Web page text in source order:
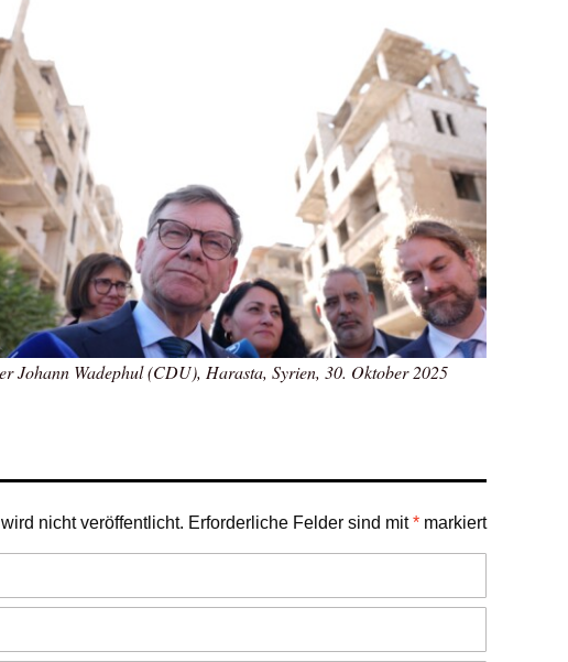
Johann Wadephul (CDU), Harasta, Syrien, 30. Oktober 2025
nicht veröffentlicht. Erforderliche Felder sind mit* markiert